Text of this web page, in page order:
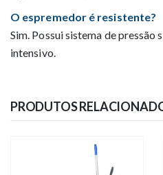
O espremedor é resistente?
Sim. Possui sistema de pressão
intensivo.
PRODUTOS